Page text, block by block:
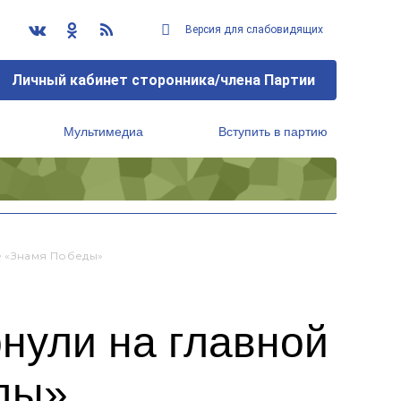
Версия для слабовидящих
Личный кабинет сторонника/члена Партии
Мультимедиа Вступить в партию
«Знамя Победы»
на главной